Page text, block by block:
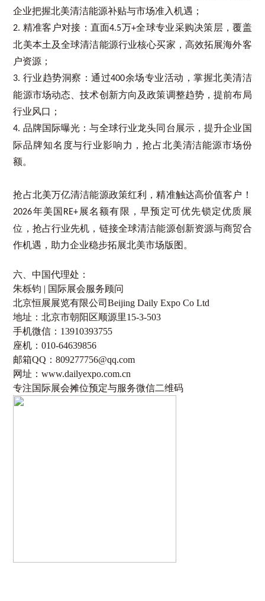
企业把握北美清洁能源补贴与市场准入机遇；
2. 精准客户对接：直面4.5万+全球专业采购决策层，覆盖
北美本土及全球清洁能源行业核心买家，高效拓展海外客
户资源；
3. 行业趋势洞察：通过400余场专业活动，掌握北美清洁
能源市场动态、技术创新方向及政策调整趋势，提前布局
行业风口；
4. 品牌国际曝光：与全球行业龙头同台展示，提升企业国
际品牌知名度与行业影响力，抢占北美清洁能源市场份
额。
抢占北美万亿清洁能源政策红利，精准触达高价值客户！
2026年美国 RE+ 展名额有限，早预定可优先锁定优质展
位，抢占行业先机，链接全球清洁能源创新资源与商贸合
作机遇，助力企业稳步拓展北美市场版图。
六、中国代理处：
朱栎钧 | 国际展会服务顾问
北京恒展展览有限公司Beijing Daily Expo Co Ltd
地址：北京市朝阳区顺源里15-3-503
手机微信： 13910393755
座机：010-64639856
邮箱QQ ：809277756@qq.com
网址：www.dailyexpo.com.cn
专注国际展会摊位预定与服务微信二维码